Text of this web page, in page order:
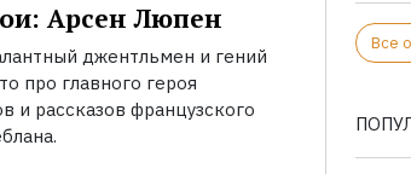
Арсен Люпен
джентльмен и гений
про главного героя
и рассказов французского
Все